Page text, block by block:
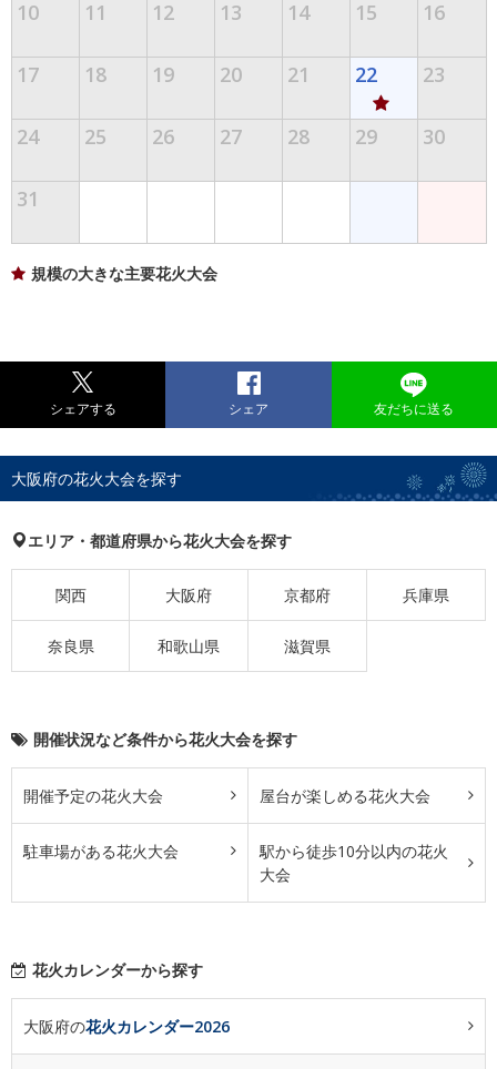
10 11 12 13 14 15 16
17 18 19 20 21 22 23
24 25 26 27 28 29 30
31
規模の大きな主要花火大会
シェアする シェア 友だちに送る
大阪府の花火大会を探す
エリア・都道府県から花火大会を探す
関西 大阪府 京都府 兵庫県
奈良県 和歌山県 滋賀県
開催状況など条件から花火大会を探す
開催予定の花火大会 屋台が楽しめる花火大会
駐車場がある花火大会
駅から徒歩10分以内の花火
大会
花火カレンダーから探す
大阪府の花火カレンダー2026